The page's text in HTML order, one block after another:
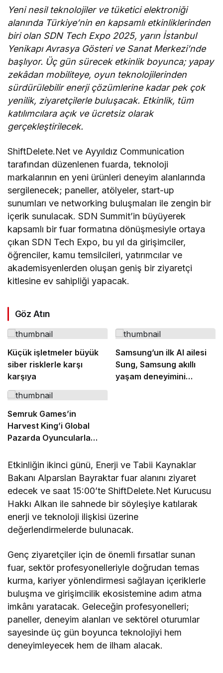
Yeni nesil teknolojiler ve tüketici elektroniği
alanında Türkiye’nin en kapsamlı etkinliklerinden
biri olan SDN Tech Expo 2025, yarın İstanbul
Yenikapı Avrasya Gösteri ve Sanat Merkezi’nde
başlıyor. Üç gün sürecek etkinlik boyunca; yapay
zekâdan mobiliteye, oyun teknolojilerinden
sürdürülebilir enerji çözümlerine kadar pek çok
yenilik, ziyaretçilerle buluşacak. Etkinlik, tüm
katılımcılara açık ve ücretsiz olarak
gerçekleştirilecek.
ShiftDelete.Net ve Ayyıldız Communication
tarafından düzenlenen fuarda, teknoloji
markalarının en yeni ürünleri deneyim alanlarında
sergilenecek; paneller, atölyeler, start-up
sunumları ve networking buluşmaları ile zengin bir
içerik sunulacak. SDN Summit’in büyüyerek
kapsamlı bir fuar formatına dönüşmesiyle ortaya
çıkan SDN Tech Expo, bu yıl da girişimciler,
öğrenciler, kamu temsilcileri, yatırımcılar ve
akademisyenlerden oluşan geniş bir ziyaretçi
kitlesine ev sahipliği yapacak.
Göz Atın
Küçük işletmeler büyük
siber risklerle karşı
karşıya
Samsung’un ilk AI ailesi
Sung, Samsung akıllı
yaşam deneyimini
Semruk Games’in
Harvest King’i Global
Pazarda Oyuncularla
Etkinliğin ikinci günü, Enerji ve Tabii Kaynaklar
Bakanı Alparslan Bayraktar fuar alanını ziyaret
edecek ve saat 15:00’te ShiftDelete.Net Kurucusu
Hakkı Alkan ile sahnede bir söyleşiye katılarak
enerji ve teknoloji ilişkisi üzerine
değerlendirmelerde bulunacak.
Genç ziyaretçiler için de önemli fırsatlar sunan
fuar, sektör profesyonelleriyle doğrudan temas
kurma, kariyer yönlendirmesi sağlayan içeriklerle
buluşma ve girişimcilik ekosistemine adım atma
imkânı yaratacak. Geleceğin profesyonelleri;
paneller, deneyim alanları ve sektörel oturumlar
sayesinde üç gün boyunca teknolojiyi hem
deneyimleyecek hem de ilham alacak.